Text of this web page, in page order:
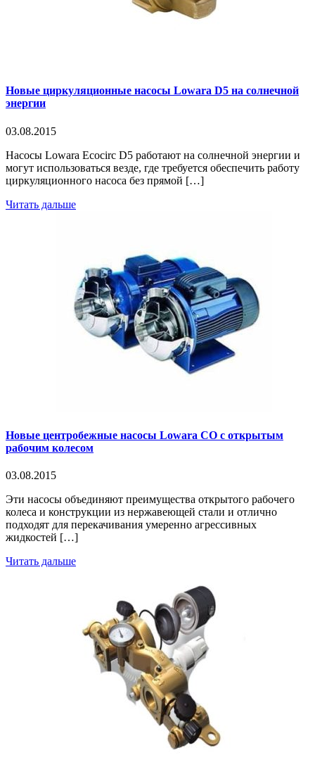
Новые циркуляционные насосы Lowara D5 на солнечной
энергии
03.08.2015
Насосы Lowara Ecocirc D5 работают на солнечной энергии и
могут использоваться везде, где требуется обеспечить работу
циркуляционного насоса без прямой […]
Читать дальше
Новые центробежные насосы Lowara CO с открытым
рабочим колесом
03.08.2015
Эти насосы объединяют преимущества открытого рабочего
колеса и конструкции из нержавеющей стали и отлично
подходят для перекачивания умеренно агрессивных
жидкостей […]
Читать дальше